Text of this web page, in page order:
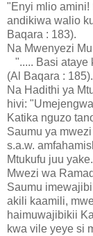
"Enyi mlio amini!
andikiwa walio
Baqara : 183).
Na Mwenyezi
"..... Basi ataye
(Al Baqara : 185).
Na Hadithi ya
hivi:
Katika nguzo
Saumu ya
s.a.w.
Mtukufu juu
Mwezi wa
Saumu
akili kaamili,
haimuwajibikii
kwa vile yeye si